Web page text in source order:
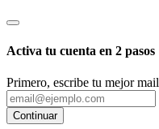
Activa tu cuenta en 2 pasos
Primero, escribe tu mejor mail
Continuar